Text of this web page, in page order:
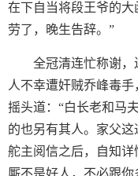
在下自当将段王爷的大
劳了，晚生告辞。”
全冠清连忙称谢，
人不幸遭奸贼乔峰毒
摇头道：“白长老和马
的也另有其人。家父
舵主阅信之后，自知详
厮不是好人，不必跟